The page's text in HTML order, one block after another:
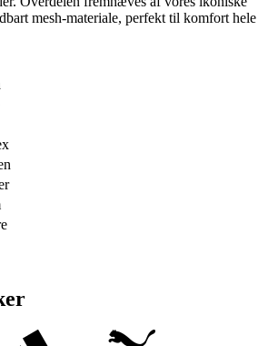
mesh-materiale, perfekt til komfort hele